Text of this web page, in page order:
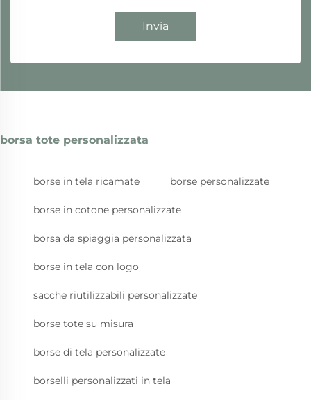
Invia
borsa tote personalizzata
borse in tela ricamate borse personalizzate
borse in cotone personalizzate
borsa da spiaggia personalizzata
borse in tela con logo
sacche riutilizzabili personalizzate
borse tote su misura
borse di tela personalizzate
borselli personalizzati in tela